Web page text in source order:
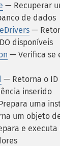
— Recuperar
de dados
—
disponíveis
— Verifica se
— Retorna o
inserido
uma
um objeto
e executa